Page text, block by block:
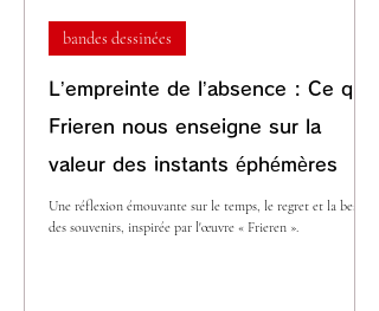
L’empreinte de l’absence : Ce que
Frieren nous enseigne sur la
valeur des instants éphémères
Une réflexion émouvante sur le temps, le regret et la beauté
des souvenirs, inspirée par l'œuvre « Frieren ».
bandes dessinées